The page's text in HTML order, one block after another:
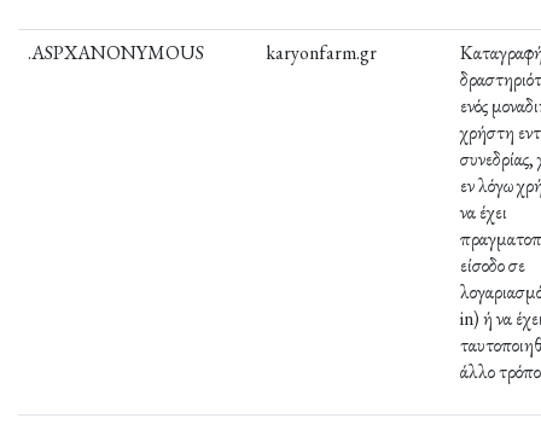
.ASPXANONYMOUS karyonfarm.gr
ενός
χρήστη
συνεδρίας,
εν λόγω
να έχει
είσοδο σε
in) ή να
άλλο